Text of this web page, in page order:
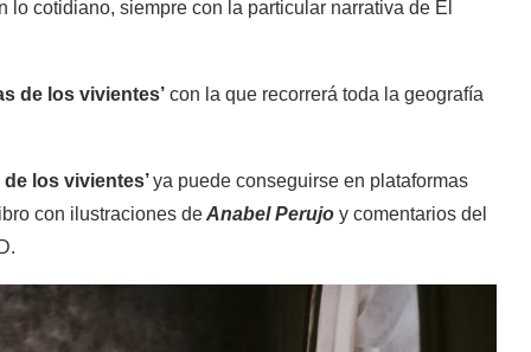
cotidiano, siempre con la particular narrativa de El
de los vivientes’ con la que recorrerá toda la geografía
de los vivientes’ya puede conseguirse en plataformas
con ilustraciones deAnabel Perujo y comentarios del